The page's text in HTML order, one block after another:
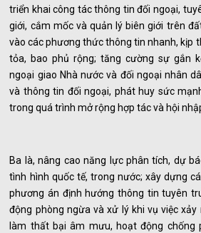
triển khai công tác thông tin đối ngoại,
giới, cắm mốc và quản lý biên giới trên
vào các phương thức thông tin nhanh, kịp
tỏa, bao phủ rộng; tăng cường sự gắn
ngoại giao Nhà nước và đối ngoại nhân
và thông tin đối ngoại, phát huy sức
trong quá trình mở rộng hợp tác và hội
Ba là, nâng cao năng lực phân tích, dự
tình hình quốc tế, trong nước; xây dựng
phương án định hướng thông tin tuyên
động phòng ngừa và xử lý khi vụ việc
làm thất bại âm mưu, hoạt động chống